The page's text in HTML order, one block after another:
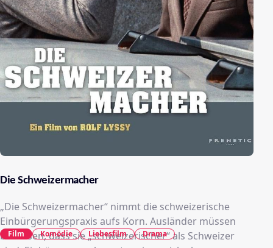
Die Schweizermacher
„Die Schweizermacher“ nimmt die schweizerische
Einbürgerungspraxis aufs Korn. Ausländer müssen
beweisen, dass sie „schweizerischer“ als Schweizer
Film Komödie Liebesfilm Drama